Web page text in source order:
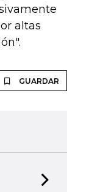
altas
GUARDAR